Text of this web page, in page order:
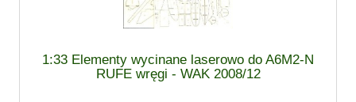
1:33 Elementy wycinane laserowo do A6M2-N
RUFE wręgi - WAK 2008/12